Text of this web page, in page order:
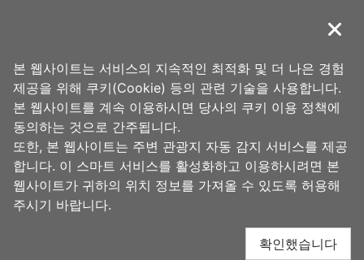
導覽
푸티엔 화원농장(富田
花園農場) 주변 관광지
54 관광 명소
닫기
본 웹사이트는 서비스의 지속적인 최적화 및 더 나은 경험
제공을 위해 쿠키(Cookie) 등의 관련 기술을 사용합니다.
본 웹사이트를 계속 이용하시면 당사의 쿠키 이용 정책에
동의하는 것으로 간주됩니다.
또한, 본 웹사이트는 주변 관광지 자동 감지 서비스를 제공
합니다. 이 스마트 서비스를 활성화하고 이용하시려면 본
웹사이트가 귀하의 위치 정보를 가져올 수 있도록 허용해
주시기 바랍니다.
확인했습니다